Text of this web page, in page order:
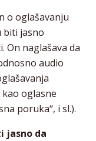
o oglašavanju
biti jasno
On naglašava da
audio
oglasne
poruka“, i sl.).
jasno da